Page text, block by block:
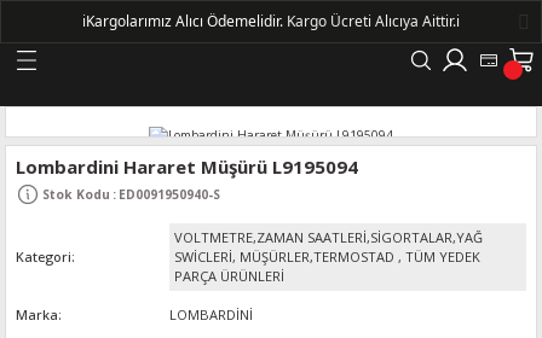
Geri Dön
Lombardini Hararet Müşürü L9195094
Stok Kodu : ED0091950940-S
Kategori
VOLTMETRE,ZAMAN SAATLERİ,SİGORTALAR,YAĞ
SWİCLERİ, MÜŞÜRLER,TERMOSTAD , TÜM YEDEK
PARÇA ÜRÜNLERİ
Marka
LOMBARDİNİ
ℹ️Kargolarımız Alıcı Ödemelidir. Kargo Ücreti Alıcıya Aittir.ℹ️